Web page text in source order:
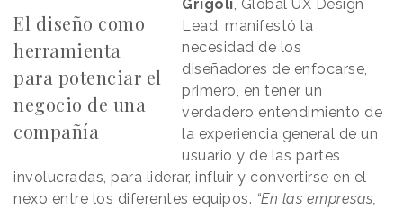
El diseño como
herramienta
para potenciar el
negocio de una
compañía
Grigoli, Global UX Design
Lead, manifestó la
necesidad de los
diseñadores de enfocarse,
primero, en tener un
verdadero entendimiento de
la experiencia general de un
usuario y de las partes
involucradas, para liderar, influir y convertirse en el
nexo entre los diferentes equipos. “En las empresas,